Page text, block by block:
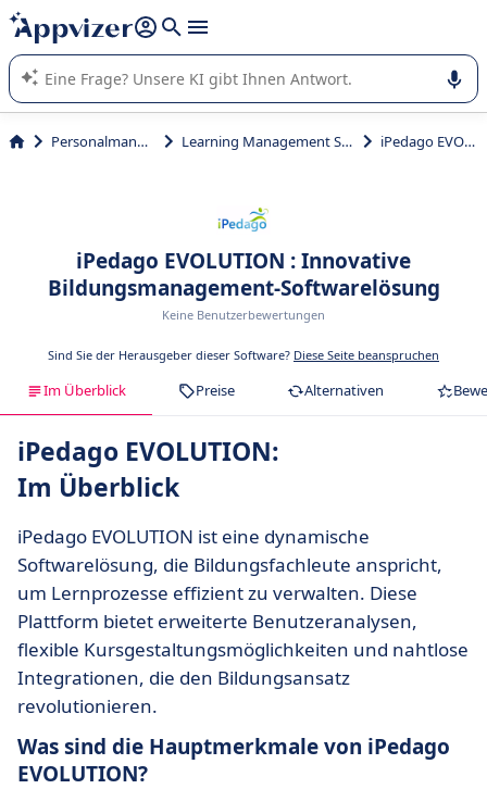
beantworten (mehrere Zeilen mit
Die KI von Appvizer führt Sie bei der Nutzung oder Auswahl
von SaaS-Software in Unternehmen.
Personalmanagement Learning Management System (LMS) iPedago EVOLUTION
iPedago EVOLUTION : Innovative
Bildungsmanagement-Softwarelösung
Keine Benutzerbewertungen
Sind Sie der Herausgeber dieser Software? Diese Seite beanspruchen
Im Überblick Preise Alternativen
iPedago EVOLUTION:
Im Überblick
iPedago EVOLUTION ist eine dynamische
Softwarelösung, die Bildungsfachleute anspricht,
um Lernprozesse effizient zu verwalten. Diese
Plattform bietet erweiterte Benutzeranalysen,
flexible Kursgestaltungsmöglichkeiten und nahtlose
Integrationen, die den Bildungsansatz
revolutionieren.
Was sind die Hauptmerkmale von iPedago
EVOLUTION?